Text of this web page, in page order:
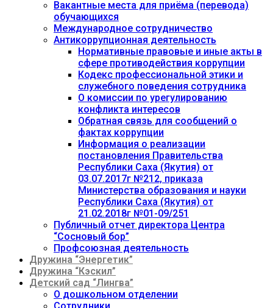
Вакантные места для приёма (перевода)
обучающихся
Международное сотрудничество
Антикоррупционная деятельность
Нормативные правовые и иные акты в
сфере противодействия коррупции
Кодекс профессиональной этики и
служебного поведения сотрудника
О комиссии по урегулированию
конфликта интересов
Обратная связь для сообщений о
фактах коррупции
Информация о реализации
постановления Правительства
Республики Саха (Якутия) от
03.07.2017г №212, приказа
Министерства образования и науки
Республики Саха (Якутия) от
21.02.2018г №01-09/251
Публичный отчет директора Центра
“Сосновый бор”
Профсоюзная деятельность
Дружина “Энергетик”
Дружина “Кэскил”
Детский сад “Лингва”
О дошкольном отделении